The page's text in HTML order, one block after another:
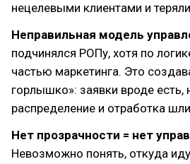
нецелевыми клиентами и
Неправильная модель
подчинялся РОПу, хотя по
частью маркетинга. Это
горлышко»: заявки вроде есть,
распределение и отработка
Нет прозрачности = нет
Невозможно понять, откуда